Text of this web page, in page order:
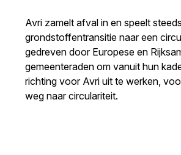
Avri zamelt afval in en speelt
grondstoffentransitie naar een
gedreven door Europese en
gemeenteraden om vanuit hun
richting voor Avri uit te werken,
weg naar circulariteit.